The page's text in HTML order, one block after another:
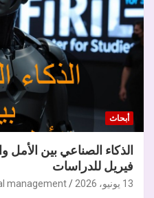
أبحاث
الذكاء الصناعي بين
فيريل للدراسات
13 يونيو، 2026 management